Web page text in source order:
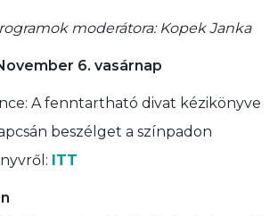
moderátora: Kopek Janka
6. vasárnap
A fenntartható divat kézikönyve
beszélget a színpadon
ITT